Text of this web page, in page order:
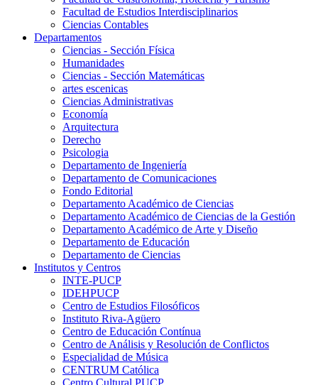
Facultad de Estudios Interdisciplinarios
Ciencias Contables
Departamentos
Ciencias - Sección Física
Humanidades
Ciencias - Sección Matemáticas
artes escenicas
Ciencias Administrativas
Economía
Arquitectura
Derecho
Psicologia
Departamento de Ingeniería
Departamento de Comunicaciones
Fondo Editorial
Departamento Académico de Ciencias
Departamento Académico de Ciencias de la Gestión
Departamento Académico de Arte y Diseño
Departamento de Educación
Departamento de Ciencias
Institutos y Centros
INTE-PUCP
IDEHPUCP
Centro de Estudios Filosóficos
Instituto Riva-Agüero
Centro de Educación Contínua
Centro de Análisis y Resolución de Conflictos
Especialidad de Música
CENTRUM Católica
Centro Cultural PUCP